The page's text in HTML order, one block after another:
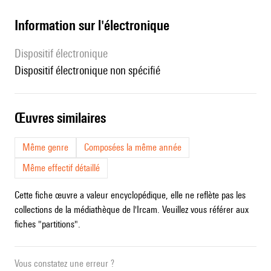
Information sur l'électronique
Dispositif électronique
dispositif électronique non spécifié
œuvres similaires
Même genre
Composées la même année
Même effectif détaillé
Cette fiche œuvre a valeur encyclopédique, elle ne reflète pas les
collections de la médiathèque de l'Ircam. Veuillez vous référer aux
fiches "partitions".
Vous constatez une erreur ?